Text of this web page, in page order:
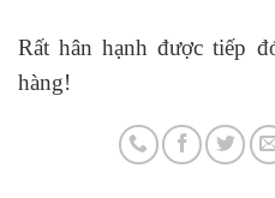
Rất hân hạnh được tiếp
hàng!